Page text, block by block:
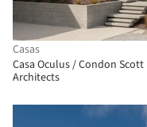
Casas
Casa Oculus / Condon Scott
Architects